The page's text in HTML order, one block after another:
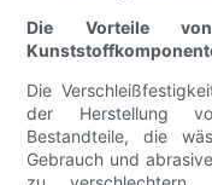
Die Vorteile von
Die
der Herstellung
Bestandteile, die
Gebrauch und